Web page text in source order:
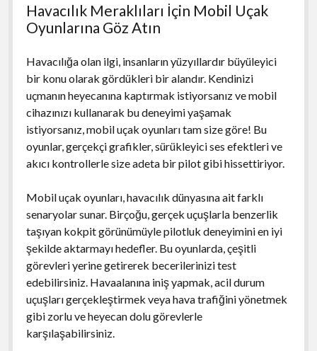
Havacılık Meraklıları İçin Mobil Uçak
Oyunlarına Göz Atın
Havacılığa olan ilgi, insanların yüzyıllardır büyüleyici
bir konu olarak gördükleri bir alandır. Kendinizi
uçmanın heyecanına kaptırmak istiyorsanız ve mobil
cihazınızı kullanarak bu deneyimi yaşamak
istiyorsanız, mobil uçak oyunları tam size göre! Bu
oyunlar, gerçekçi grafikler, sürükleyici ses efektleri ve
akıcı kontrollerle size adeta bir pilot gibi hissettiriyor.
Mobil uçak oyunları, havacılık dünyasına ait farklı
senaryolar sunar. Birçoğu, gerçek uçuşlarla benzerlik
taşıyan kokpit görünümüyle pilotluk deneyimini en iyi
şekilde aktarmayı hedefler. Bu oyunlarda, çeşitli
görevleri yerine getirerek becerilerinizi test
edebilirsiniz. Havaalanına iniş yapmak, acil durum
uçuşları gerçekleştirmek veya hava trafiğini yönetmek
gibi zorlu ve heyecan dolu görevlerle
karşılaşabilirsiniz.